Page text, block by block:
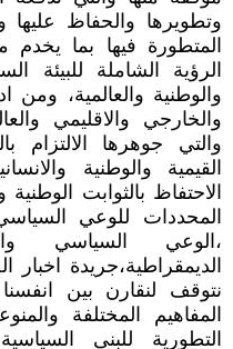
وتطويرها والحفاظ عليها
المتطورة فيها بما يخدم
الرؤية الشاملة للبيئة
والوطنية والعالمية، ومن
والخارجي والاقليمي
والتي جوهرها الالتزام
القيمية والوطنية
الاحتفاظ بالثوابت
المحددات للوعي
،الوعي السياسي
نتوقف لنقارن بين
المفاهيم المختلفة
التطورية للبنى